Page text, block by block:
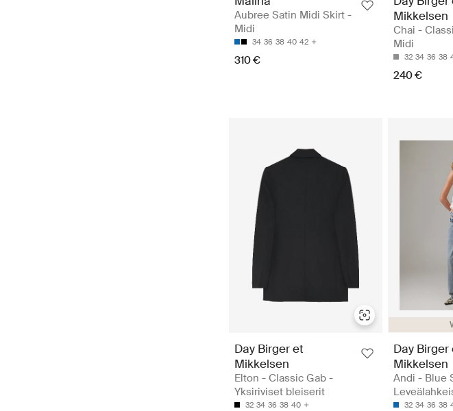
Aubree Satin Midi Skirt -
Midi
34 36 38 40 42
310 €
Mikkelsen
Chai -
Midi
32 34 36 38
240 €
Day Birger et
Mikkelsen
Elton - Classic Gab -
Yksiriviset bleiserit
32 34 36 38 40
Day Birger
Mikkelsen
Andi - Blue
32 34 36 38